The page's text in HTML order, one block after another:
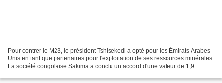
Pour contrer le M23, le président Tshisekedi a opté pour les Émirats Arabes
Unis en tant que partenaires pour l'exploitation de ses ressources minérales.
La société congolaise Sakima a conclu un accord d'une valeur de 1,9